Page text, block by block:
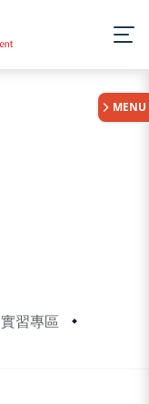
實習專區
MENU